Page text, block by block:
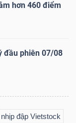
hơn 460 điểm
đầu phiên 07/08
nhịp đập Vietstock